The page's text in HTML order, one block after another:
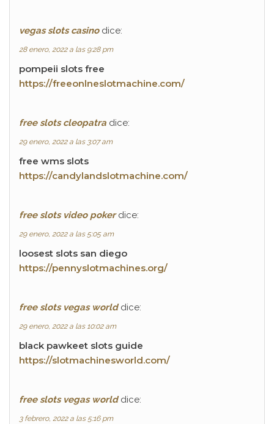
vegas slots casino dice:
28 enero, 2022 a las 9:28 pm
pompeii slots free
https://freeonlneslotmachine.com/
free slots cleopatra dice:
29 enero, 2022 a las 3:07 am
free wms slots
https://candylandslotmachine.com/
free slots video poker dice:
29 enero, 2022 a las 5:05 am
loosest slots san diego
https://pennyslotmachines.org/
free slots vegas world dice:
29 enero, 2022 a las 10:02 am
black pawkeet slots guide
https://slotmachinesworld.com/
free slots vegas world dice:
3 febrero, 2022 a las 5:16 pm